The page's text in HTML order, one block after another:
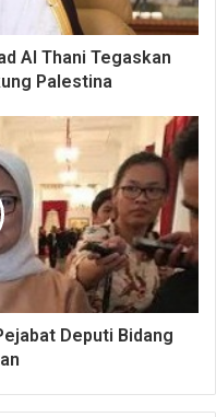
Al Thani Tegaskan
Palestina
Deputi Bidang